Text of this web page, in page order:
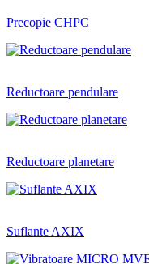
Precopie CHPC
Reductoare pendulare
Reductoare planetare
Suflante AXIX